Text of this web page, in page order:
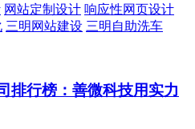
网站定制设计 响应性网页设计
三明网站建设 三明自助洗车
排行榜：善微科技用实力